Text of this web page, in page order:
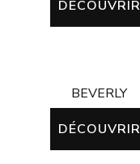
DÉCOUVRIR
BEVERLY
DÉCOUVRIR